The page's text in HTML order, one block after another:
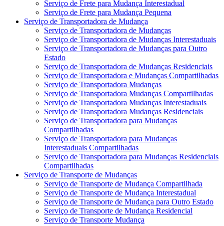
Serviço de Frete para Mudança Interestadual
Serviço de Frete para Mudança Pequena
Serviço de Transportadora de Mudança
Serviço de Transportadora de Mudanças
Serviço de Transportadora de Mudanças Interestaduais
Serviço de Transportadora de Mudanças para Outro
Estado
Serviço de Transportadora de Mudanças Residenciais
Serviço de Transportadora e Mudanças Compartilhadas
Serviço de Transportadora Mudanças
Serviço de Transportadora Mudanças Compartilhadas
Serviço de Transportadora Mudanças Interestaduais
Serviço de Transportadora Mudanças Residenciais
Serviço de Transportadora para Mudanças
Compartilhadas
Serviço de Transportadora para Mudanças
Interestaduais Compartilhadas
Serviço de Transportadora para Mudanças Residenciais
Compartilhadas
Serviço de Transporte de Mudanças
Serviço de Transporte de Mudança Compartilhada
Serviço de Transporte de Mudança Interestadual
Serviço de Transporte de Mudança para Outro Estado
Serviço de Transporte de Mudança Residencial
Serviço de Transporte Mudança